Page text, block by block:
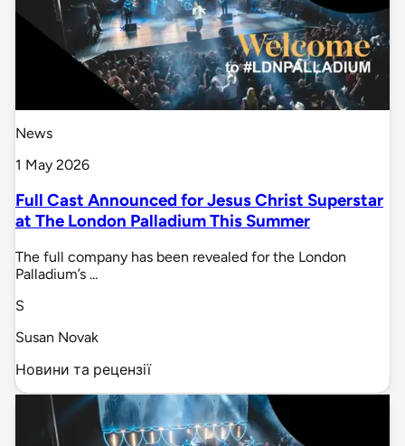
News
1 May 2026
Full Cast Announced for Jesus Christ Superstar
at The London Palladium This Summer
The full company has been revealed for the London
Palladium’s ...
S
Susan Novak
Новини та рецензії